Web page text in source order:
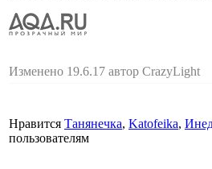
Изменено 19.6.17 автор CrazyLight
Нравится Танянечка, Katofeika,
пользователям